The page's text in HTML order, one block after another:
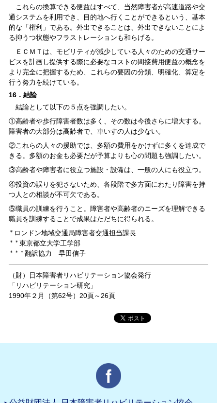
これらの換算できる便益はすべて、当然障害者が高速道路や交
通システムを利用でき、目的地へ行くことができるという、基本
的な「権利」である。外出できることは、外出できないことによ
る抑うつ状態やフラストレーションも和らげる。
ＥＣＭＴは、モビリティが減少している人々のための交通サー
ビスを計画し提供する際に必要なコストの間接費用便益の概念を
より完全に把握するため、これらの要因の分類、明確化、算定を
行う努力を続けている。
16．結論
結論として以下の５点を強調したい。
①高齢者や歩行障害者数は多く、その数は今後さらに増大する。
障害者の大部分は高齢者で、車いすの人は少ない。
②これらの人々の援助では、多額の費用をかけずに多くを達成で
きる。多額のお金も必要だが予算よりも心の問題も強調したい。
③高齢者や障害者に役立つ施設・設備は、一般の人にも役立つ。
④投資の誤りを犯さないため、各段階で多方面にわたり障害を持
つ人との相談が不可欠である。
⑤職員の訓練を行うこと。障害者や高齢者のニーズを理解できる
職員を訓練することで成果はただちに得られる。
＊ ロンドン地域交通局障害者交通担当課長
＊＊ 東京都立大学工学部
＊＊＊ 翻訳協力 早田信子
（財）日本障害者リハビリテーション協会発行
「リハビリテーション研究」
1990年２月（第62号）20頁～26頁